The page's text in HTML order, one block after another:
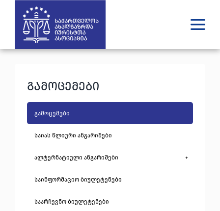
შედეგები
იურიდული დახმარება
GEEN
გამოცემები
გამოცემები
საიას წლიური ანგარიშები
ალტერნატიული ანგარიშები +
საინფორმაციო ბიულეტენები
საარჩევნო ბიულეტენები